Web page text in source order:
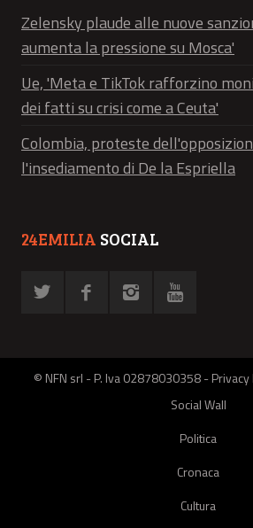
Zelensky plaude alle nuove
aumenta la pressione su Mosca'
Ue, 'Meta e TikTok rafforzino
dei fatti su crisi come a Ceuta'
Colombia, proteste
l'insediamento di De la Espriella
24EMILIA SOCIAL
© NFN srl - P. Iva 02878030358 -
Social Wall
Politica
Cronaca
Cultura